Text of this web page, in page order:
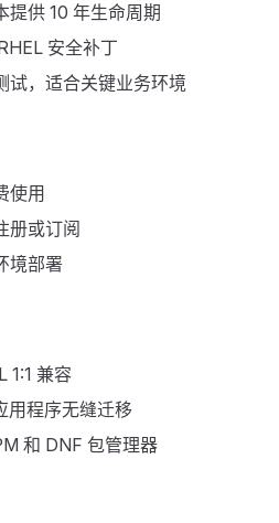
提供 10 年生命周期
安全补丁
试，适合关键业务环境
使用
册或订阅
境部署
1:1 兼容
用程序无缝迁移
和 DNF 包管理器